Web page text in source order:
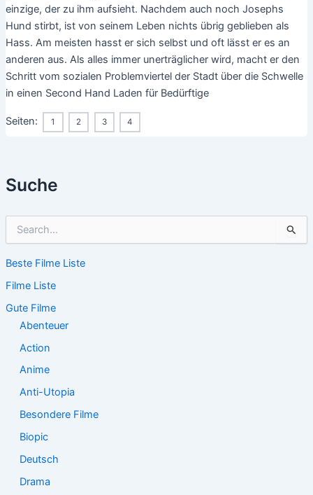
Suche
h
n
n
Beste Filme Liste
Filme Liste
Gute Filme
Abenteuer
Action
Anime
Anti-Utopia
Besondere Filme
Biopic
Deutsch
Drama
einzige, der zu ihm aufsieht. Nachdem auch noch Josephs
Hund stirbt, ist von seinem Leben nichts übrig geblieben als
Hass. Am meisten hasst er sich selbst und oft lässt er es an
anderen aus. Als alles immer unerträglicher wird, macht er den
Schritt vom sozialen Problemviertel der Stadt über die Schwelle
in einen Second Hand Laden für Bedürftige
Seiten: 1 2 3 4